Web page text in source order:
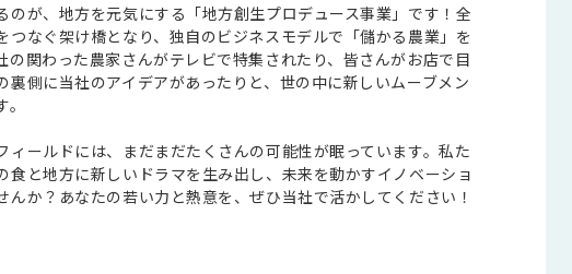
のが、地方を元気にする「地方創生プロデュース事業」です！全
つなぐ架け橋となり、独自のビジネスモデルで「儲かる農業」を
の関わった農家さんがテレビで特集されたり、皆さんがお店で目
裏側に当社のアイデアがあったりと、世の中に新しいムーブメン
ィールドには、まだまだたくさんの可能性が眠っています。私た
食と地方に新しいドラマを生み出し、未来を動かすイノベーショ
んか？あなたの若い力と熱意を、ぜひ当社で活かしてください！